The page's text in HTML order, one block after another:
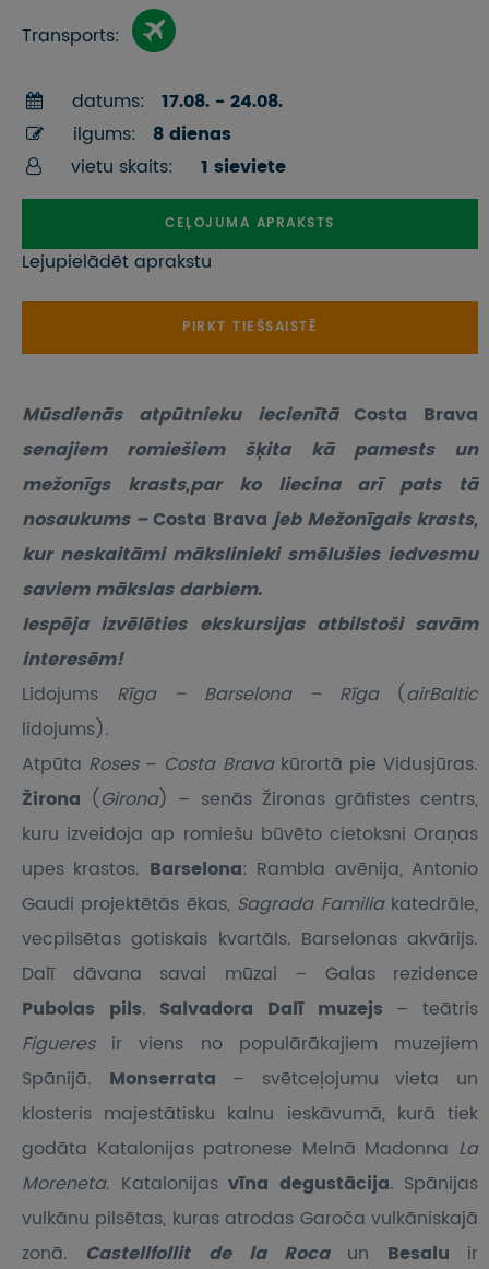
Transports:
datums:
17.08. - 24.08.
ilgums:
8 dienas
vietu skaits:
1 sieviete
CEĻOJUMA APRAKSTS
Lejupielādēt aprakstu
PIRKT TIEŠSAISTĒ
Mūsdienās atpūtnieku iecienītāCosta Brava
senajiem romiešiem šķita kā pamests un
mežonīgs krasts,par ko liecina arī pats tā
nosaukums –Costa Brava jeb Mežonīgais krasts,
kur neskaitāmi mākslinieki smēlušies iedvesmu
saviem mākslas darbiem.
Iespēja izvēlēties ekskursijas atbilstoši savām
interesēm!
Lidojums Rīga – Barselona – Rīga (airBaltic
lidojums).
Atpūta Roses – Costa Brava kūrortā pie Vidusjūras.
Žirona (Girona) – senās Žironas grāfistes centrs,
kuru izveidoja ap romiešu būvēto cietoksni Oraņas
upes krastos. Barselona: Rambla avēnija, Antonio
Gaudi projektētās ēkas, Sagrada Familia katedrāle,
vecpilsētas gotiskais kvartāls. Barselonas akvārijs.
Dalī dāvana savai mūzai – Galas rezidence
Pubolas pils. Salvadora Dalī muzejs – teātris
Figueres ir viens no populārākajiem muzejiem
Spānijā. Monserrata – svētceļojumu vieta un
klosteris majestātisku kalnu ieskāvumā, kurā tiek
godāta Katalonijas patronese Melnā Madonna La
Moreneta. Katalonijas vīna degustācija. Spānijas
vulkānu pilsētas, kuras atrodas Garoča vulkāniskajā
zonā. Castellfollit de la Roca un Besalu ir